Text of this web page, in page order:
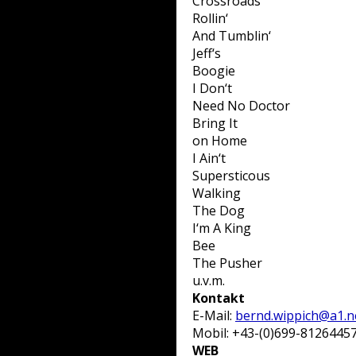
Rollin‘
And Tumblin‘
Jeff‘s
Boogie
I Don‘t
Need No Doctor
Bring It
on Home
I Ain‘t
Supersticous
Walking
The Dog
I‘m A King
Bee
The Pusher
u.v.m.
Kontakt
E-Mail:
Mobil: +43-(0)699-
WEB